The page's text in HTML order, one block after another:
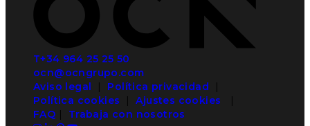
T+34 964 25 25 50
ocn@ocngrupo.com
Aviso legal
Política privacidad
Política cookies |Ajustes cookies
FAQ
Trabaja con nosotros